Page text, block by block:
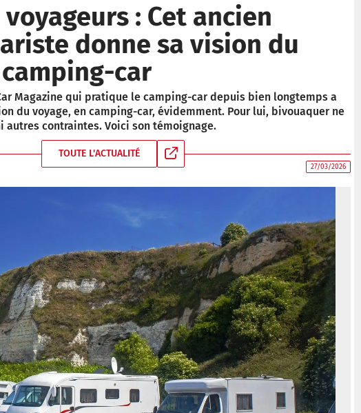
: Cet ancien
donne sa vision du
car
Magazine qui pratique le camping-car depuis bien longtemps a
du voyage, en camping-car, évidemment. Pour lui, bivouaquer ne
contraintes. Voici son témoignage.
TOUTE L'ACTUALITÉ
27/03/2026